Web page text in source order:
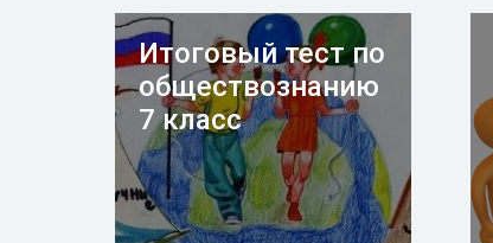
улучшить свои взгляды.
Подобрать нужную
литературу, сравнить себя с
другими философами.
Инструкция. У каждого
человека есть свои взгляды
на мир. Они могут не
совпадать с взглядами других
людей. Не следует пытаться
угадывать правильный ответ.
Отвечая на вопросы, свободно
выражайте свое мнение.
Итоговый тест по
обществознанию
7 класс